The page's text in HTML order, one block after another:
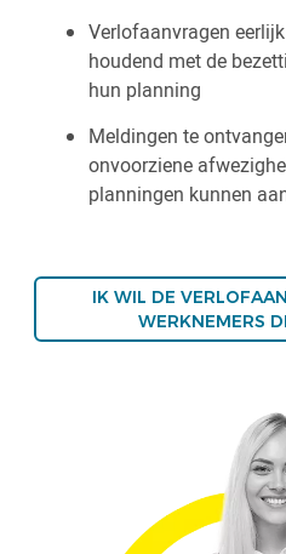
Verlofaanvragen
houdend met de
hun planning
Meldingen te
onvoorziene
planningen kunnen
IK WIL DE
WERKNEMERS